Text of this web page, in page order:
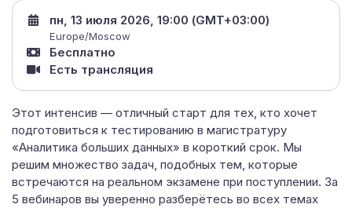
Этот интенсив — отличный старт для тех, кто хочет
подготовиться к тестированию в магистратуру
«Аналитика больших данных» в короткий срок. Мы
решим множество задач, подобных тем, которые
встречаются на реальном экзамене при поступлении. За
5 вебинаров вы уверенно разберётесь во всех темах
пн, 13 июля 2026, 19:00 (GMT+03:00)
Europe/Moscow
Бесплатно
Есть трансляция